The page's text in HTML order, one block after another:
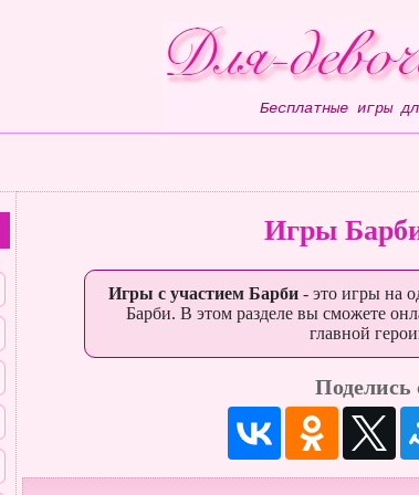
Бесплатные игры
Игры
Игры с участием Барби- это игры на
Барби. В этом разделе вы сможете
главной
Поделись